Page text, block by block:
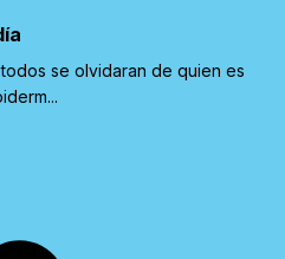
se olvidaran de quien es